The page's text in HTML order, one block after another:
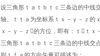
设三角形ｔａｔｂｔｃ三条边的中线
轴、ｔｔａ为坐标系ｔｘ－ｙ－ｚ的
ｘ－ｙ－ｚ的方位，即有：ｔｔ
三角形ｔａｔｂｔｃ三条边的中线交